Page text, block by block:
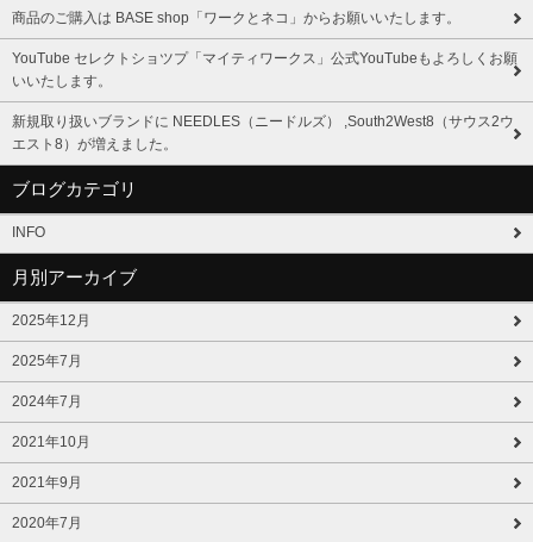
商品のご購入は BASE shop「ワークとネコ」からお願いいたします。
YouTube セレクトショツプ「マイティワークス」公式YouTubeもよろしくお願
いいたします。
新規取り扱いブランドに NEEDLES（ニードルズ） ,South2West8（サウス2ウ
エスト8）が増えました。
ブログカテゴリ
INFO
月別アーカイブ
2025年12月
2025年7月
2024年7月
2021年10月
2021年9月
2020年7月